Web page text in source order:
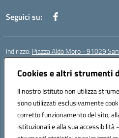
Cookies e altri strumenti
Il nostro Istituto non utilizza
sono utilizzati esclusivamente
corretto funzionamento del sito,
istituzionali e alla sua accessibilità
Seguici su:
Indirizzo: Piazza Aldo Moro - 91029
Centralino:
Posta elettronica certificata (PEC):
Codice fiscale: 81002070811
Codice meccanografico:TPIC807004
Codice Indice delle Pubbliche
Codice unico di fatturazione (CUF):